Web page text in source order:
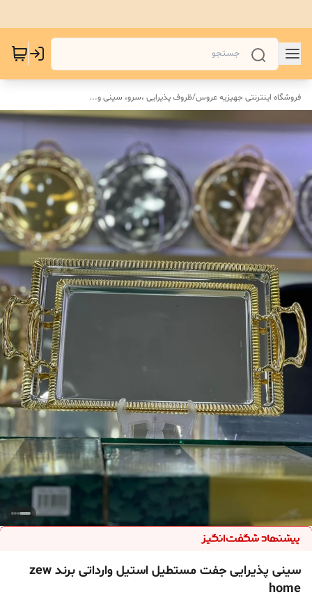
فروشگاه اینترنتی جهیزیه عروس/ظروف پذیرایی ،سرو، سینی و‌...
سینی پذیرایی جفت مستطیل استیل وارداتی برند zew
home